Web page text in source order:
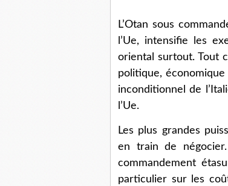
L’Otan sous
l’Ue, intensifie les
oriental surtout. Tout
politique,
inconditionnel de
l’Ue.
Les plus grandes
en train de
commandement
particulier sur les